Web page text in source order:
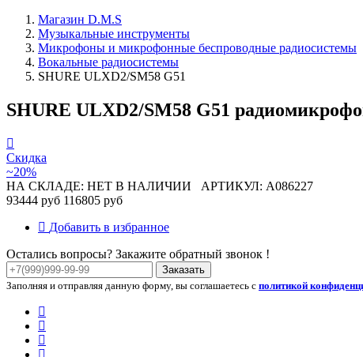
Магазин D.M.S
Музыкальные инструменты
Микрофоны и микрофонные беспроводные радиосистемы
Вокальные радиосистемы
SHURE ULXD2/SM58 G51
SHURE ULXD2/SM58 G51
Скидка
~20%
НА СКЛАДЕ: НЕТ В НАЛИЧИИ АРТИКУЛ: A086227
93444 руб 116805 руб
Добавить в избранное
Остались вопросы? Закажите обратный звонок !
Заказать
Заполняя и отправляя данную форму, вы соглашаетесь с политикой